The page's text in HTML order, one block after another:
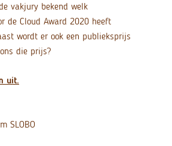
vakjury bekend welk
de Cloud Award 2020 heeft
wordt er ook een publieksprijs
die prijs?
uit.
SLOBO